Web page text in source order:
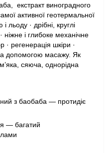
екстракт виноградного
активної геотермальної
льоду · дрібні, круглі
і глибоке механічне
регенерація шкіри ·
допомогою масажу. Як
сяюча, однорідна
з баобаба — протидіє
— багатий